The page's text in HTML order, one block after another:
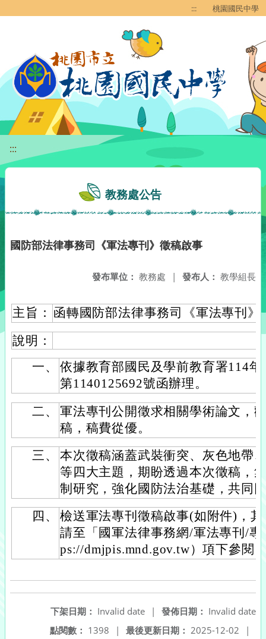
::: 桃園國民中學
:::
教務處公告
國防部法律事務司《軍法專刊》徵稿啟事
發布人： 教學組長
發布單位： 教務處 |
主旨： 函轉國防部法律事務司《軍法專刊》
說明：
一、
依據教育部國民及學前教育署114
第1140125692號函辦理。
二、
軍法專刊公開徵求相關學術論文，
稿，稿費從優。
三、
本次徵稿涵蓋武裝衝突、灰色地帶
等四大主題，期盼透過本次徵稿，
制研究，強化國防法治基礎，共同
四、
檢送軍法專刊徵稿啟事(如附件)，
請至「國軍法律事務網/軍法專刊/
ps://dmjpis.mnd.gov.tw）項下參閱
發佈日期： Invalid date
下架日期： Invalid date
|
最後更新日期： 2025-12-02 |
點閱數： 1398 |